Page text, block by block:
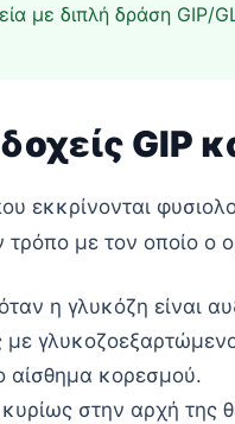
με διπλή δράση GIP/
GIP
εκκρίνονται
με τον οποίο ο
η γλυκόζη είναι
με
αίσθημα κορεσμού.
στην αρχή της